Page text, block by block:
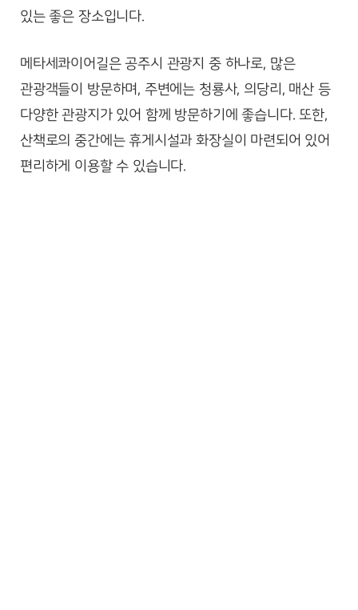
있는 좋은 장소입니다.
메타세콰이어길은 공주시 관광지 중 하나로, 많은
관광객들이 방문하며, 주변에는 청룡사, 의당리, 매산 등
다양한 관광지가 있어 함께 방문하기에 좋습니다. 또한,
산책로의 중간에는 휴게시설과 화장실이 마련되어 있어
편리하게 이용할 수 있습니다.